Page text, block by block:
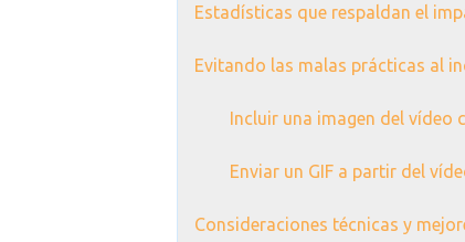
Estadísticas que respaldan el
Evitando las malas prácticas al
Incluir una imagen del vídeo
Enviar un GIF a partir del
Consideraciones técnicas y